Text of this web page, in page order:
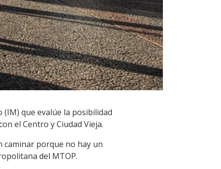
que evalúe la posibilidad
el Centro y Ciudad Vieja.
caminar porque no hay un
del MTOP.